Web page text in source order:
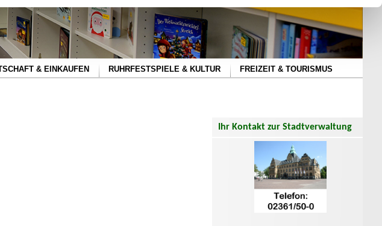
& EINKAUFEN RUHRFESTSPIELE & KULTUR FREIZEIT & TOURISMUS
Ihr Kontakt zur Stadtverwaltung